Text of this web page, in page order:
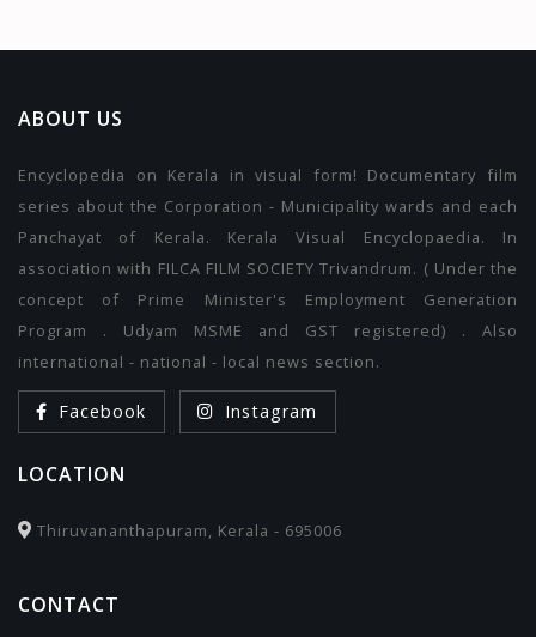
ABOUT US
Encyclopedia on Kerala in visual form! Documentary film
series about the Corporation - Municipality wards and each
Panchayat of Kerala. Kerala Visual Encyclopaedia. In
association with FILCA FILM SOCIETY Trivandrum. ( Under the
concept of Prime Minister's Employment Generation
Program . Udyam MSME and GST registered) . Also
international - national - local news section.
Facebook Instagram
LOCATION
Thiruvananthapuram, Kerala - 695006
CONTACT